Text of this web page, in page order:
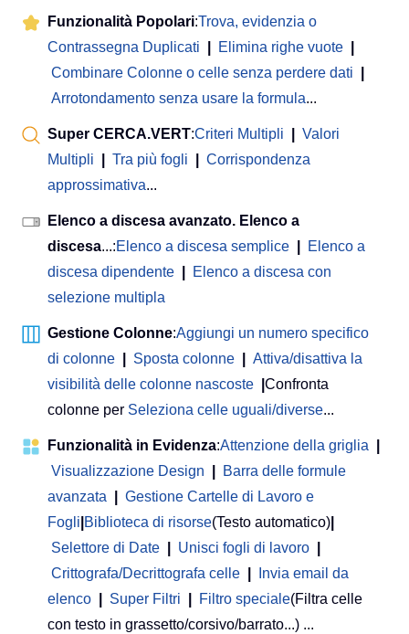
Funzionalità Popolari:Trova, evidenzia o
Contrassegna Duplicati
Elimina righe vuote
Combinare Colonne o celle senza perdere dati
Arrotondamento senza usare la formula...
Super CERCA.VERT:Criteri Multipli
Valori
Multipli
Tra più fogli
Corrispondenza
approssimativa...
Elenco a discesa avanzato. Elenco a
discesa...:Elenco a discesa semplice
Elenco a
discesa dipendente
Elenco a discesa con
selezione multipla
Gestione Colonne:Aggiungi un numero specifico
di colonne
Sposta colonne
Attiva/disattiva la
visibilità delle colonne nascoste
Confronta
colonne per Seleziona celle uguali/diverse...
Funzionalità in Evidenza:Attenzione della griglia
Visualizzazione Design
Barra delle formule
avanzata
Gestione Cartelle di Lavoro e
Fogli Biblioteca di risorse(Testo automatico)
Selettore di Date
Unisci fogli di lavoro
Crittografa/Decrittografa celle
Invia email da
elenco
Super Filtri Filtro speciale(Filtra celle
con testo in grassetto/corsivo/barrato...) ...